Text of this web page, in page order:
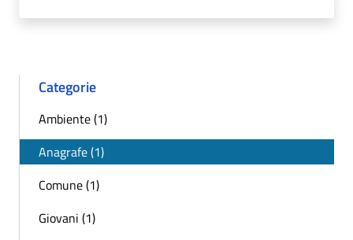
Categorie
Ambiente (1)
Anagrafe (1)
Comune (1)
Giovani (1)